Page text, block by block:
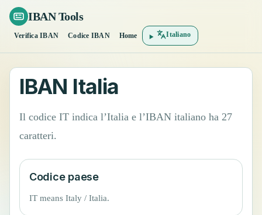
IBAN Tools
Verifica IBAN Codice IBAN Home Italiano
IBAN Italia
Il codice IT indica l’Italia e l’IBAN italiano ha 27
caratteri.
Codice paese
IT means Italy / Italia.